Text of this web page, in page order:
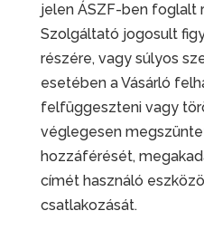
jelen ÁSZF-ben foglalt
Szolgáltató jogosult
részére, vagy súlyos
esetében a Vásárló
felfüggeszteni vagy
véglegesen
hozzáférését,
címét használó
csatlakozását.